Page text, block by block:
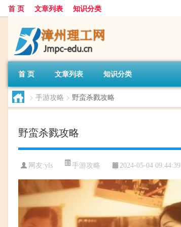
首 页 文章列表 知识分类
首 页 文章列表 知识分类
> 手游攻略 > 野蛮杀戮攻略
野蛮杀戮攻略
网友:yls 手游攻略 2024-05-04 09:44:39